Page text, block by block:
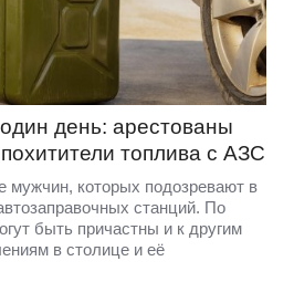
день: арестованы
топлива с АЗС
мужчин, которых подозревают в
станций. По
быть причастны и к другим
в столице и её